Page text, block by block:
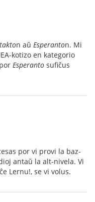
n aŭ Esperanton. Mi
kotizo en kategorio
Esperanto sufiĉus
por vi provi la baz-
antaŭ la alt-nivela. Vi
Lernu!, se vi volus.